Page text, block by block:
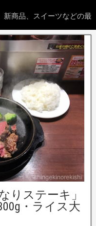
新商品、スイーツなどの最
りステーキ」
・ライス大